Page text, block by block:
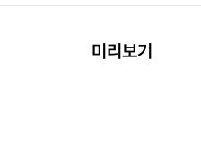
미리보기